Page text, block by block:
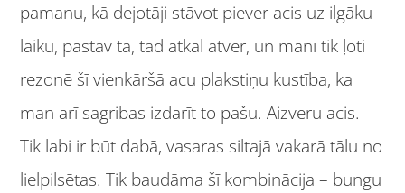
pamanu, kā dejotāji stāvot piever acis uz ilgāku
laiku, pastāv tā, tad atkal atver, un manī tik ļoti
rezonē šī vienkāršā acu plakstiņu kustība, ka
man arī sagribas izdarīt to pašu. Aizveru acis.
Tik labi ir būt dabā, vasaras siltajā vakarā tālu no
lielpilsētas. Tik baudāma šī kombinācija – bungu